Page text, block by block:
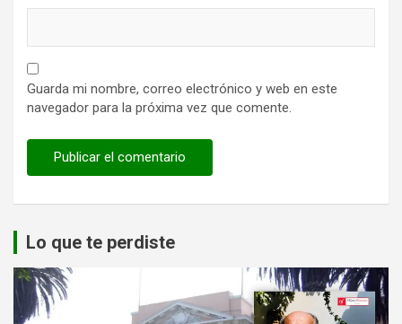
Guarda mi nombre, correo electrónico y web en este
navegador para la próxima vez que comente.
Lo que te perdiste